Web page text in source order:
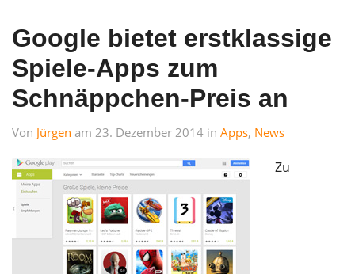
Google bietet erstklassige
Spiele-Apps zum
Schnäppchen-Preis an
Von Jürgen am 23. Dezember 2014 in Apps, News
Zu